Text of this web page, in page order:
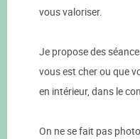
vous valoriser.
Je propose des
vous est cher ou que
en intérieur, dans le
On ne se fait pas